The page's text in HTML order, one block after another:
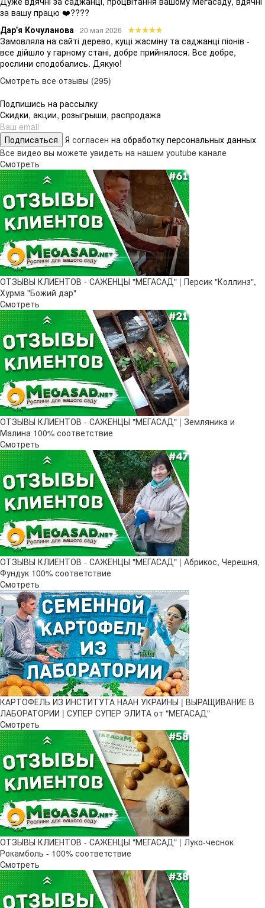
за вашу працю ❤️????
Дар'я Кочуланова
20 мая 2026
Замовляла на сайті дерево, кущі жасміну та саджанці піонів -
все дійшло у гарному стані, добре прийнялося. Все добре,
рослини сподобались. Дякую!
Смотреть все отзывы (295)
Подпишись на рассылку
Скидки, акции, розыгрыши, распродажа
Подписаться Я согласен на обработку персональных данных
Все видео вы можете увидеть на нашем youtube канале
Смотреть
ОТЗЫВЫ КЛИЕНТОВ - САЖЕНЦЫ "МЕГАСАД" | Персик "Коллинз",
Хурма "Божий дар"
Смотреть
ОТЗЫВЫ КЛИЕНТОВ - САЖЕНЦЫ "МЕГАСАД" | Земляника и
Малина 100% соответствие
Смотреть
ОТЗЫВЫ КЛИЕНТОВ - САЖЕНЦЫ "МЕГАСАД" | Абрикос, Черешня,
Фундук 100% соответствие
Смотреть
КАРТОФЕЛЬ ИЗ ИНСТИТУТА НААН УКРАИНЫ | ВЫРАЩИВАНИЕ В
ЛАБОРАТОРИИ | СУПЕР СУПЕР ЭЛИТА от "МЕГАСАД"
Смотреть
ОТЗЫВЫ КЛИЕНТОВ - САЖЕНЦЫ "МЕГАСАД" | Луко-чеснок
Рокамболь - 100% соответствие
Смотреть